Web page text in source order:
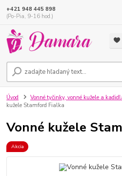
+421 948 445 898
(Po-Pia, 9-16 hod.)
Úvod Vonné tyčinky, vonné kužele a
kužele Stamford Fialka
Vonné kužele
Akcia